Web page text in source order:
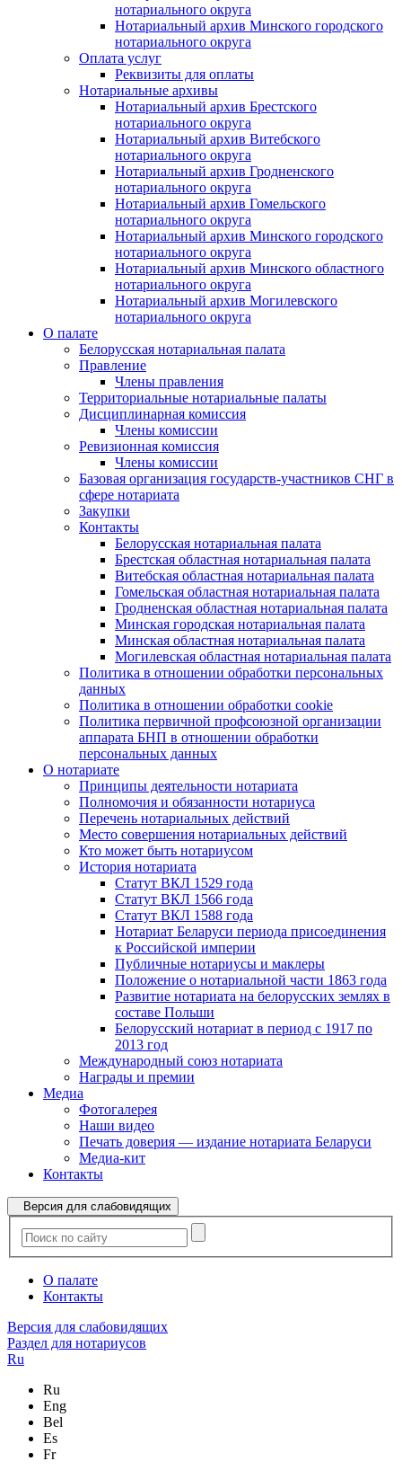
нотариального округа
Нотариальный архив Минского городского
нотариального округа
Оплата услуг
Реквизиты для оплаты
Нотариальные архивы
Нотариальный архив Брестского
нотариального округа
Нотариальный архив Витебского
нотариального округа
Нотариальный архив Гродненского
нотариального округа
Нотариальный архив Гомельского
нотариального округа
Нотариальный архив Минского городского
нотариального округа
Нотариальный архив Минского областного
нотариального округа
Нотариальный архив Могилевского
нотариального округа
О палате
Белорусская нотариальная палата
Правление
Члены правления
Территориальные нотариальные палаты
Дисциплинарная комиссия
Члены комиссии
Ревизионная комиссия
Члены комиссии
Базовая организация государств-участников СНГ в
сфере нотариата
Закупки
Контакты
Белорусская нотариальная палата
Брестская областная нотариальная палата
Витебская областная нотариальная палата
Гомельская областная нотариальная палата
Гродненская областная нотариальная палата
Минская городская нотариальная палата
Минская областная нотариальная палата
Могилевская областная нотариальная палата
Политика в отношении обработки персональных
данных
Политика в отношении обработки cookie
Политика первичной профсоюзной организации
аппарата БНП в отношении обработки
персональных данных
О нотариате
Принципы деятельности нотариата
Полномочия и обязанности нотариуса
Перечень нотариальных действий
Место совершения нотариальных действий
Кто может быть нотариусом
История нотариата
Статут ВКЛ 1529 года
Статут ВКЛ 1566 года
Статут ВКЛ 1588 года
Нотариат Беларуси периода присоединения
к Российской империи
Публичные нотариусы и маклеры
Положение о нотариальной части 1863 года
Развитие нотариата на белорусских землях в
составе Польши
Белорусский нотариат в период с 1917 по
2013 год
Международный союз нотариата
Награды и премии
Медиа
Фотогалерея
Наши видео
Печать доверия — издание нотариата Беларуси
Медиа-кит
Контакты
Версия для слабовидящих
О палате
Контакты
Версия для слабовидящих
Раздел для нотариусов
Ru
Ru
Eng
Bel
Es
Fr